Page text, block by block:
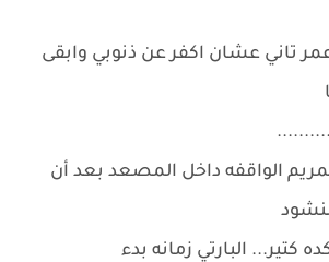
عمر تاني عشان اكفر عن ذنوبي وابقى
الواقفه داخل المصعد بعد أن
كتير... البارتي زمانه بدء